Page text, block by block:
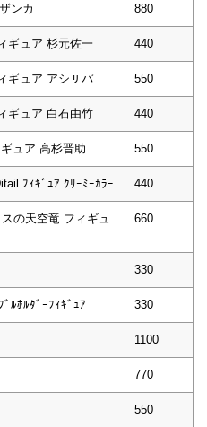
ンカ 880
ギュア 杉元佐一 440
ギュア アシㇼパ 550
ギュア 白石由竹 440
ュア 高杉晋助 550
ﾌｨｷﾞｭｱ ｸﾘｰﾐｰｶﾗｰ 440
の天空竜 フィギュ
660
330
ﾙﾎﾙﾀﾞｰﾌｨｷﾞｭｱ 330
1100
770
550